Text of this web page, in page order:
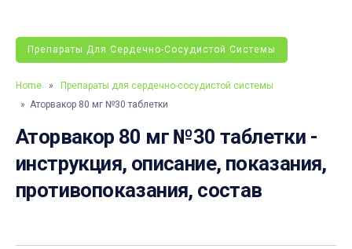
Препараты Для Сердечно-Сосудистой Системы
Home »
Препараты для сердечно-сосудистой системы
» Аторвакор 80 мг №30 таблетки
Аторвакор 80 мг №30 таблетки -
инструкция, описание, показания,
противопоказания, состав